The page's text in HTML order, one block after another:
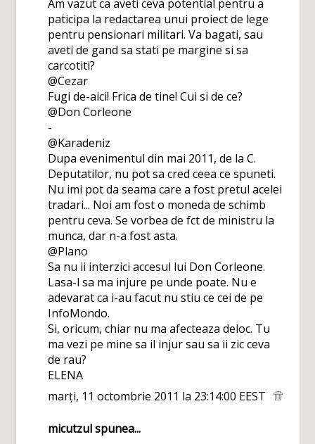
Am vazut ca aveti ceva potential pentru a
paticipa la redactarea unui proiect de lege
pentru pensionari militari. Va bagati, sau
aveti de gand sa stati pe margine si sa
carcotiti?
@Cezar
Fugi de-aici! Frica de tine! Cui si de ce?
@Don Corleone
-
@Karadeniz
Dupa evenimentul din mai 2011, de la C.
Deputatilor, nu pot sa cred ceea ce spuneti.
Nu imi pot da seama care a fost pretul acelei
tradari... Noi am fost o moneda de schimb
pentru ceva. Se vorbea de fct de ministru la
munca, dar n-a fost asta.
@Plano
Sa nu ii interzici accesul lui Don Corleone.
Lasa-l sa ma injure pe unde poate. Nu e
adevarat ca i-au facut nu stiu ce cei de pe
InfoMondo.
Si, oricum, chiar nu ma afecteaza deloc. Tu
ma vezi pe mine sa il injur sau sa ii zic ceva
de rau?
ELENA
marți, 11 octombrie 2011 la 23:14:00 EEST
micutzulspunea...